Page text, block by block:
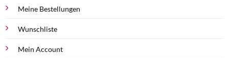
Meine Bestellungen
Wunschliste
Mein Account